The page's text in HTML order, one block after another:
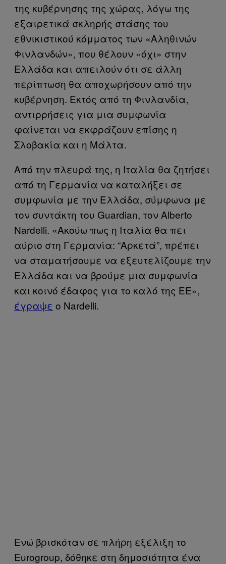
της κυβέρνησης της χώρας, λόγω της
εξαιρετικά σκληρής στάσης του
εθνικιστικού κόμματος των «Αληθινών
Φινλανδών», που θέλουν «όχι» στην
Ελλάδα και απειλούν ότι σε άλλη
περίπτωση θα αποχωρήσουν από την
κυβέρνηση. Εκτός από τη Φινλανδία,
αντιρρήσεις για μια συμφωνία
φαίνεται να εκφράζουν επίσης η
Σλοβακία και η Μάλτα.
Από την πλευρά της, η Ιταλία θα ζητήσει
από τη Γερμανία να καταλήξει σε
συμφωνία με την Ελλάδα, σύμφωνα με
τον συντάκτη του Guardian, τον Alberto
Nardelli. «Ακούω πως η Ιταλία θα πει
αύριο στη Γερμανία: “Αρκετά”, πρέπει
να σταματήσουμε να εξευτελίζουμε την
Ελλάδα και να βρούμε μια συμφωνία
και κοινό έδαφος για το καλό της ΕΕ»,
έγραψε ο Nardelli.
Ενώ βρισκόταν σε πλήρη εξέλιξη το
Eurogroup, δόθηκε στη δημοσιότητα ένα